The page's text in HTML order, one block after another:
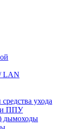
LAN
ухода
и ППУ
дымоходы